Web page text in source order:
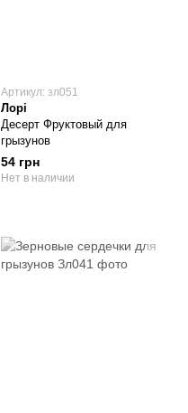
Артикул: зл051
Лорі
Десерт Фруктовый для
грызунов
54 грн
Нет в наличии